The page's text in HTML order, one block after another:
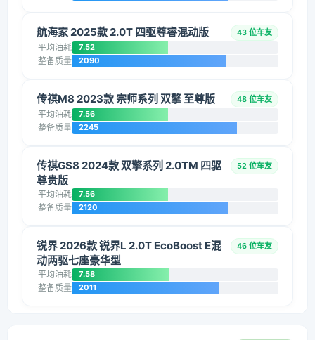
航海家 2025款 2.0T 四驱尊睿混动版 43 位车友
平均油耗 7.52
整备质量 2090
传祺M8 2023款 宗师系列 双擎 至尊版 48 位车友
平均油耗 7.56
整备质量 2245
传祺GS8 2024款 双擎系列 2.0TM 四驱
尊贵版
52 位车友
平均油耗 7.56
整备质量 2120
锐界 2026款 锐界L 2.0T EcoBoost E混
动两驱七座豪华型
46 位车友
平均油耗 7.58
整备质量 2011